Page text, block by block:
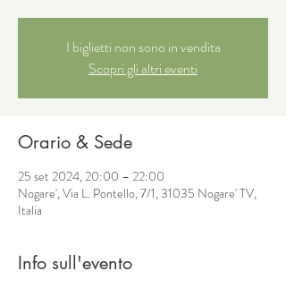
I biglietti non sono in vendita
Scopri gli altri eventi
Orario & Sede
25 set 2024, 20:00 – 22:00
Nogare', Via L. Pontello, 7/1, 31035 Nogare' TV,
Italia
Info sull'evento